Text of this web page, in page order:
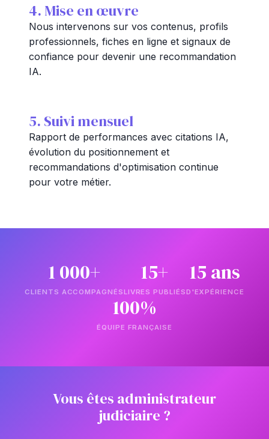
4. Mise en œuvre
Nous intervenons sur vos contenus, profils
professionnels, fiches en ligne et signaux de
confiance pour devenir une recommandation
IA.
5. Suivi mensuel
Rapport de performances avec citations IA,
évolution du positionnement et
recommandations d'optimisation continue
pour votre métier.
1 000+
CLIENTS ACCOMPAGNÉS
15+
LIVRES PUBLIÉS
15 ans
D'EXPÉRIENCE
100%
ÉQUIPE FRANÇAISE
Vous êtes administrateur
judiciaire ?